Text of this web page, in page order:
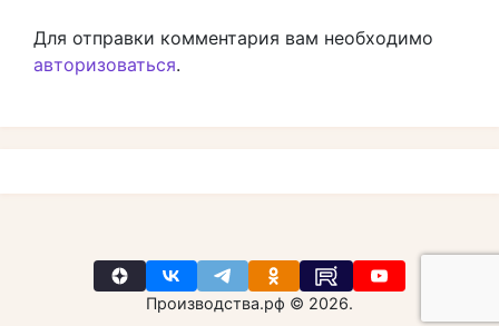
Для отправки комментария вам необходимо
авторизоваться.
Производства.рф © 2026.